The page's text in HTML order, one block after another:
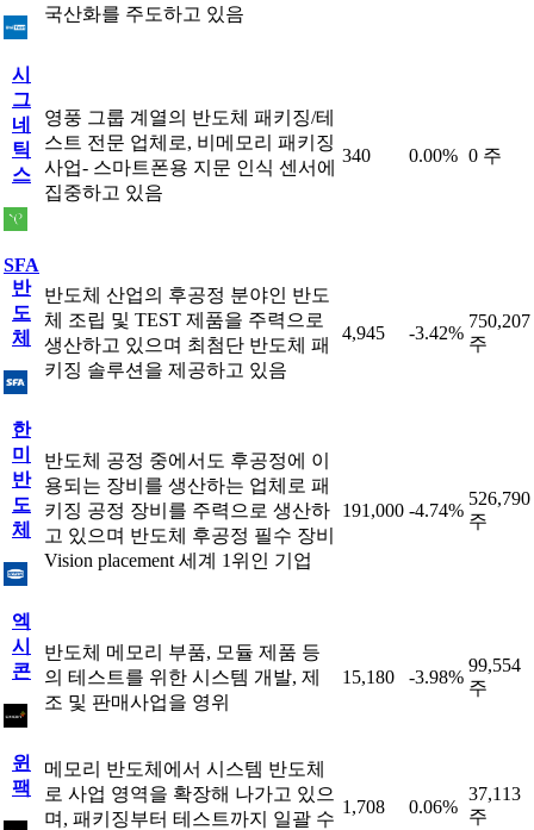
국산화를 주도하고 있음
시
그
네
틱
스
영풍 그룹 계열의 반도체 패키징/테
스트 전문 업체로, 비메모리 패키징
사업- 스마트폰용 지문 인식 센서에
집중하고 있음
340 0.00% 0 주
SFA
반
도
체
반도체 산업의 후공정 분야인 반도
체 조립 및 TEST 제품을 주력으로
생산하고 있으며 최첨단 반도체 패
키징 솔루션을 제공하고 있음
4,945 -3.42%
750,207
주
한
미
반
도
체
반도체 공정 중에서도 후공정에 이
용되는 장비를 생산하는 업체로 패
키징 공정 장비를 주력으로 생산하
고 있으며 반도체 후공정 필수 장비
Vision placement 세계 1위인 기업
191,000 -4.74%
526,790
주
엑
시
콘
반도체 메모리 부품, 모듈 제품 등
의 테스트를 위한 시스템 개발, 제
조 및 판매사업을 영위
15,180 -3.98%
99,554
주
윈
팩
메모리 반도체에서 시스템 반도체
로 사업 영역을 확장해 나가고 있으
며, 패키징부터 테스트까지 일괄 수
1,708 0.06%
37,113
주